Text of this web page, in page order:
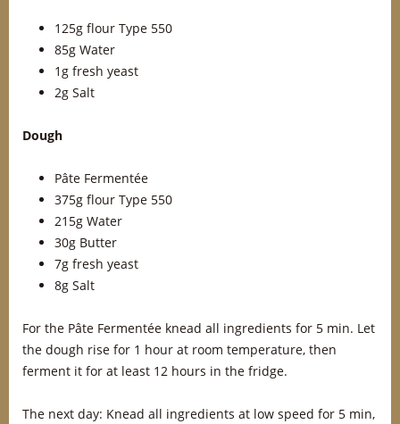
125g flour Type 550
85g Water
1g fresh yeast
2g Salt
Dough
Pâte Fermentée
375g flour Type 550
215g Water
30g Butter
7g fresh yeast
8g Salt
For the Pâte Fermentée knead all ingredients for 5 min. Let
the dough rise for 1 hour at room temperature, then
ferment it for at least 12 hours in the fridge.
The next day: Knead all ingredients at low speed for 5 min,